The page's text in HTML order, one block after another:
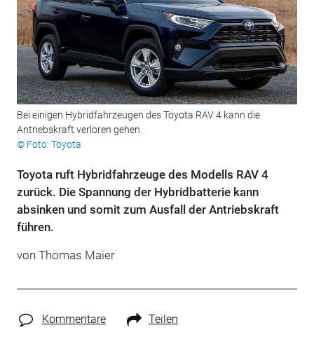
Bei einigen Hybridfahrzeugen des Toyota RAV 4 kann die
Antriebskraft verloren gehen.
© Foto: Toyota
Toyota ruft Hybridfahrzeuge des Modells RAV 4
zurück. Die Spannung der Hybridbatterie kann
absinken und somit zum Ausfall der Antriebskraft
führen.
von Thomas Maier
Kommentare Teilen